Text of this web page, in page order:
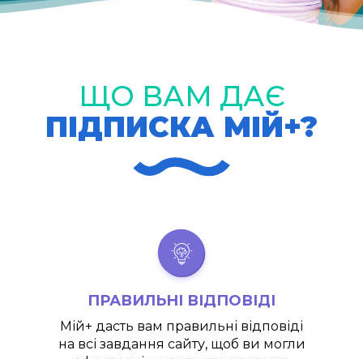
ЩО ВАМ ДАЄ
ПІДПИСКА МІЙ+?
ПРАВИЛЬНІ ВІДПОВІДІ
Мій+ дасть вам правильні відповіді
на всі завдання сайту, щоб ви могли